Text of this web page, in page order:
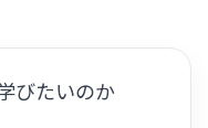
びたいのか